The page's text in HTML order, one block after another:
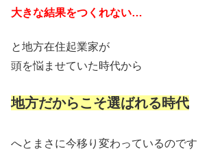
大きな結果をつくれない…
と地方在住起業家が
頭を悩ませていた時代から
地方だからこそ選ばれる時代
へとまさに今移り変わっているのです